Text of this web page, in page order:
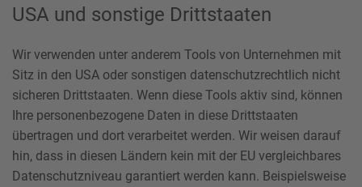
USA und sonstige Drittstaaten
Wir verwenden unter anderem Tools von Unternehmen mit
Sitz in den USA oder sonstigen datenschutzrechtlich nicht
sicheren Drittstaaten. Wenn diese Tools aktiv sind, können
Ihre personenbezogene Daten in diese Drittstaaten
übertragen und dort verarbeitet werden. Wir weisen darauf
hin, dass in diesen Ländern kein mit der EU vergleichbares
Datenschutzniveau garantiert werden kann. Beispielsweise